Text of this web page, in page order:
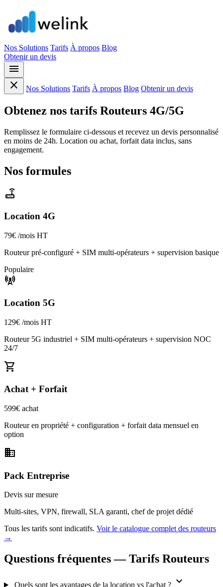
Nos Solutions Tarifs À propos Blog
Obtenir un devis
menu
close
Nos Solutions Tarifs À propos Blog Obtenir un devis
Obtenez nos tarifs Routeurs 4G/5G
Remplissez le formulaire ci-dessous et recevez un devis personnalisé
en moins de 24h. Location ou achat, forfait data inclus, sans
engagement.
Nos formules
router
Location 4G
79€ /mois HT
Routeur pré-configuré + SIM multi-opérateurs + supervision basique
Populaire
cell_tower
Location 5G
129€ /mois HT
Routeur 5G industriel + SIM multi-opérateurs + supervision NOC
24/7
shopping_cart
Achat + Forfait
599€ achat
Routeur en propriété + configuration + forfait data mensuel en
option
business
Pack Entreprise
Devis sur mesure
Multi-sites, VPN, firewall, SLA garanti, chef de projet dédié
Tous les tarifs sont indicatifs. Voir le catalogue complet des routeurs
→
Questions fréquentes — Tarifs Routeurs
Quels sont les avantages de la location vs l'achat ? expand_more